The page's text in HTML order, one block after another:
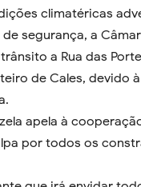
climatéricas
segurança, a
a Rua das
de Cales, devido
apela à
por todos os